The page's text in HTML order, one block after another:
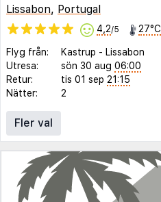
Lissabon, Portugal
4,2/5 27°C
Flyg från: Kastrup - Lissabon
Utresa:
sön 30 aug 06:00
Retur:
tis 01 sep 21:15
Nätter:
2
Fler val